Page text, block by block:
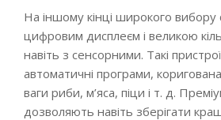
На іншому кінці широкого вибору
цифровим дисплеєм і великою
навіть з сенсорними. Такі
автоматичні програми,
ваги риби, м’яса, піци і т. д.
дозволяють навіть зберігати